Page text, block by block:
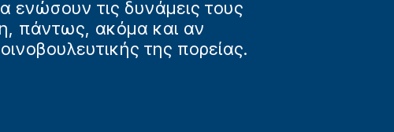
ενώσουν τις δυνάμεις τους
πάντως, ακόμα και αν
της πορείας.